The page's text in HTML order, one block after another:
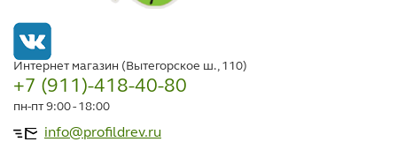
Интернет магазин (Вытегорское ш., 110)
+7 (911)-418-40-80
пн-пт 9:00 - 18:00
info@profildrev.ru